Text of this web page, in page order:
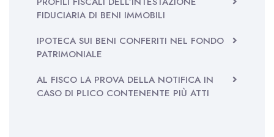
FIDUCIARIA DI BENI IMMOBILI
IPOTECA SUI BENI CONFERITI NEL FONDO
PATRIMONIALE
AL FISCO LA PROVA DELLA NOTIFICA IN
CASO DI PLICO CONTENENTE PIÙ ATTI